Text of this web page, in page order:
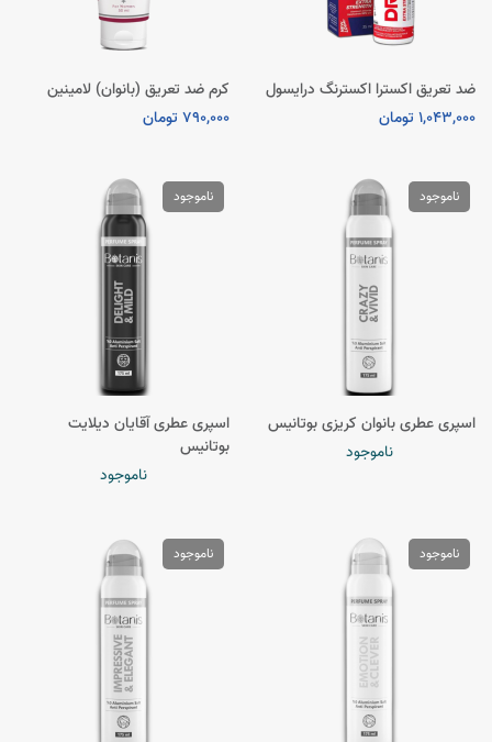
ضد تعریق اکسترا اکسترنگ درایسول
1,043,000 تومان
کرم ضد تعریق (بانوان) لامینین
790,000 تومان
ناموجود
اسپری عطری بانوان کریزی بوتانیس
ناموجود
ناموجود
اسپری عطری آقایان دیلایت
بوتانیس
ناموجود
ناموجود ناموجود